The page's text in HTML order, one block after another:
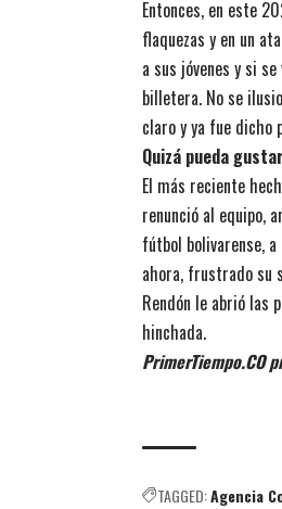
Entonces, en este
flaquezas y en un
a sus jóvenes y si
billetera. No se
claro y ya fue dicho
Quizá pueda
El más reciente
renunció al equipo,
fútbol bolivarense,
ahora, frustrado su
Rendón le abrió las
hinchada.
PrimerTiempo.CO
TAGGED:Agencia